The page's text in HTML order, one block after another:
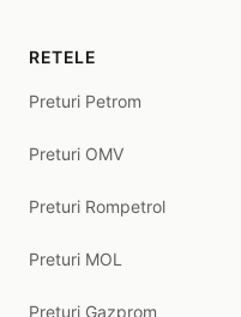
RETELE
Preturi Petrom
Preturi OMV
Preturi Rompetrol
Preturi MOL
Preturi Gazprom